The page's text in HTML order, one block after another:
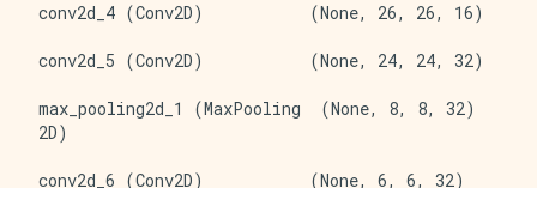
conv2d_4 (Conv2D)           (None, 26, 26,
conv2d_5 (Conv2D)           (None, 24, 24,
max_pooling2d_1 (MaxPooling  (None, 8,
conv2d_6 (Conv2D)           (None, 6, 6, 32)